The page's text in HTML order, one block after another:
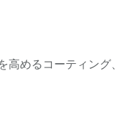
高めるコーティン